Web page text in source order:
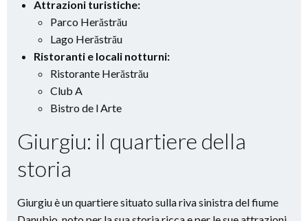
Attrazioni turistiche:
Parco Herăstrău
Lago Herăstrău
Ristoranti e locali notturni:
Ristorante Herăstrău
Club A
Bistro de l Arte
Giurgiu: il quartiere della
storia
Giurgiu è un quartiere situato sulla riva sinistra del fiume